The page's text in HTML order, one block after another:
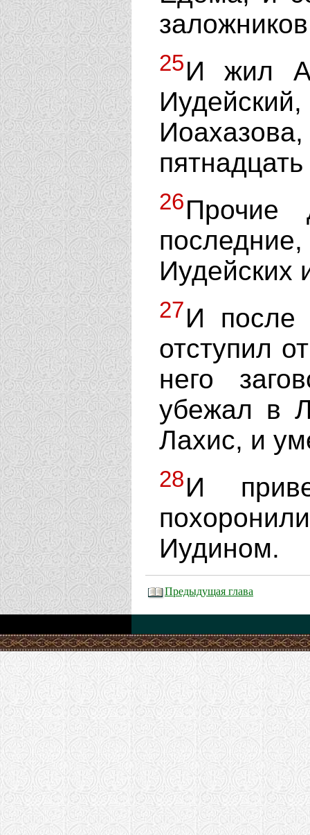
25И жил
пятнадцать
26Прочие
Иудейских
27И после
отступил
него
убежал в
Лахис, и
28И
Иудином.
Предыдущая глава